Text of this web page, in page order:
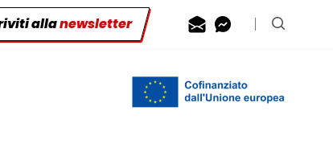
allanewsletter Contattaci via
Contattaci
Cerca